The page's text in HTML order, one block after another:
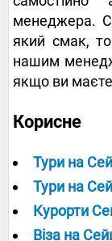
менеджера.
який смак,
нашим
якщо ви
Корисне
Тури на
Тури на
Курорти
Віза на